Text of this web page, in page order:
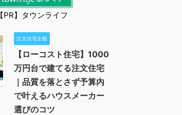
【PR】タウンライフ
注文住宅全般
【ローコスト住宅】1000
万円台で建てる注文住宅
｜品質を落とさず予算内
で叶えるハウスメーカー
選びのコツ